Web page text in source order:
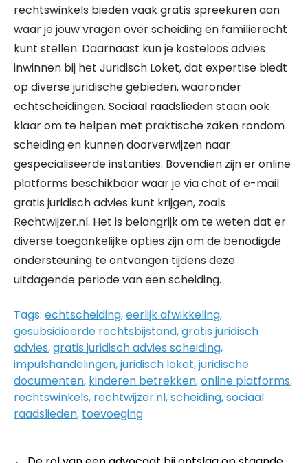
rechtswinkels bieden vaak gratis spreekuren aan
waar je jouw vragen over scheiding en familierecht
kunt stellen. Daarnaast kun je kosteloos advies
inwinnen bij het Juridisch Loket, dat expertise biedt
op diverse juridische gebieden, waaronder
echtscheidingen. Sociaal raadslieden staan ook
klaar om te helpen met praktische zaken rondom
scheiding en kunnen doorverwijzen naar
gespecialiseerde instanties. Bovendien zijn er online
platforms beschikbaar waar je via chat of e-mail
gratis juridisch advies kunt krijgen, zoals
Rechtwijzer.nl. Het is belangrijk om te weten dat er
diverse toegankelijke opties zijn om de benodigde
ondersteuning te ontvangen tijdens deze
uitdagende periode van een scheiding.
Tags: echtscheiding,eerlijk afwikkeling,
gesubsidieerde rechtsbijstand,gratis juridisch
advies,gratis juridisch advies scheiding,
impulshandelingen,juridisch loket,juridische
documenten, kinderen betrekken,online platforms,
rechtswinkels, rechtwijzer.nl,scheiding,sociaal
raadslieden, toevoeging